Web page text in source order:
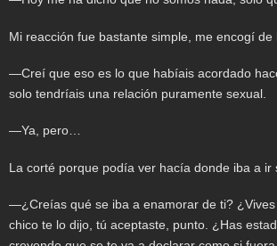
Mi reacción fue bastante simple, me encogí de
—Creí que eso es lo que habíais acordado
solo tendríais una relación puramente sexual.
—Ya, pero…
La corté porque podía ver hacía donde iba a ir
—¿Creías qué se iba a enamorar de ti?
chico te lo dijo, tú aceptaste, punto. ¿Has